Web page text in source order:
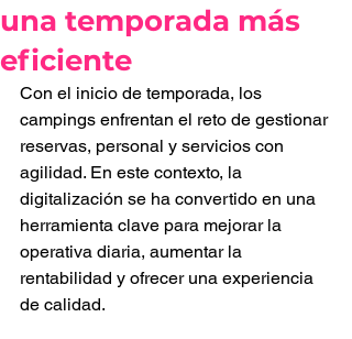
una temporada más
eficiente
Con el inicio de temporada, los
campings enfrentan el reto de gestionar
reservas, personal y servicios con
agilidad. En este contexto, la
digitalización se ha convertido en una
herramienta clave para mejorar la
operativa diaria, aumentar la
rentabilidad y ofrecer una experiencia
de calidad.